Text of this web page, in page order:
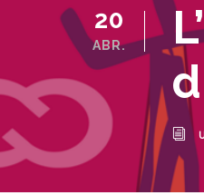
20
ABR.